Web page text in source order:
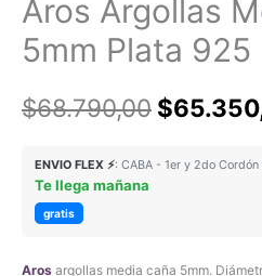
Aros Argollas
5mm Plata 925
$68.790,00 El
$
ENVIO FLEX ⚡: CABA - 1er y 2do Cordón
Te llega mañana
gratis
Aros argollas media caña 5mm.